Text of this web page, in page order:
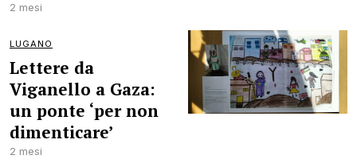
2 mesi
LUGANO
Lettere da
Viganello a Gaza:
un ponte ‘per non
dimenticare’
2 mesi